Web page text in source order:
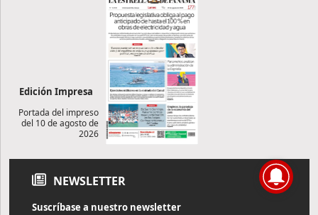
Edición Impresa
Portada del impreso
del 10 de agosto de
2026
NEWSLETTER
Suscríbase a nuestro newsletter